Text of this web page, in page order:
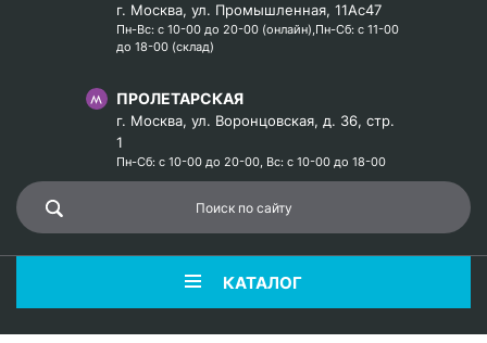
г. Москва, ул. Промышленная, 11Ас47
Пн-Вс: с 10-00 до 20-00 (онлайн),Пн-Сб: с 11-00
до 18-00 (склад)
ПРОЛЕТАРСКАЯ
г. Москва, ул. Воронцовская, д. 36, стр.
1
Пн-Сб: с 10-00 до 20-00, Вс: с 10-00 до 18-00
КАТАЛОГ